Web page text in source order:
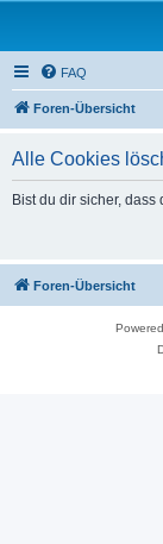
FAQ
Foren-Übersicht
Alle Cookies
Bist du dir sicher,
Foren-Übersicht